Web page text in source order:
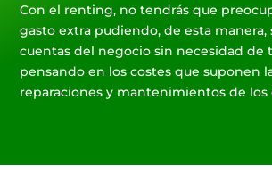
Con el renting, no tendrás que
gasto extra pudiendo, de esta manera,
cuentas del negocio sin necesidad de
pensando en los costes que suponen
reparaciones y mantenimientos de los